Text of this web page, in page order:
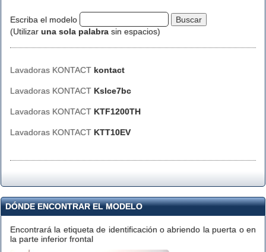
Escriba el modelo
(Utilizar una sola palabra sin espacios)
Lavadoras KONTACT kontact
Lavadoras KONTACT Kslce7bc
Lavadoras KONTACT KTF1200TH
Lavadoras KONTACT KTT10EV
DÓNDE ENCONTRAR EL MODELO
Encontrará la etiqueta de identificación o abriendo la puerta o en
la parte inferior frontal